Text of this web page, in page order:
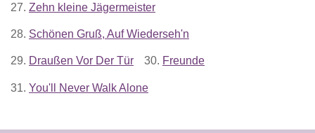
27. Zehn kleine Jägermeister
28. Schönen Gruß, Auf Wiederseh'n
29. Draußen Vor Der Tür 30. Freunde
31. You'll Never Walk Alone